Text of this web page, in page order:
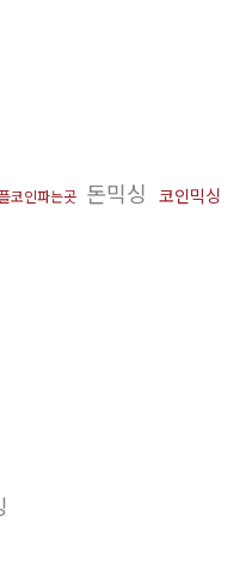
코인파는곳 돈믹싱 코인믹싱